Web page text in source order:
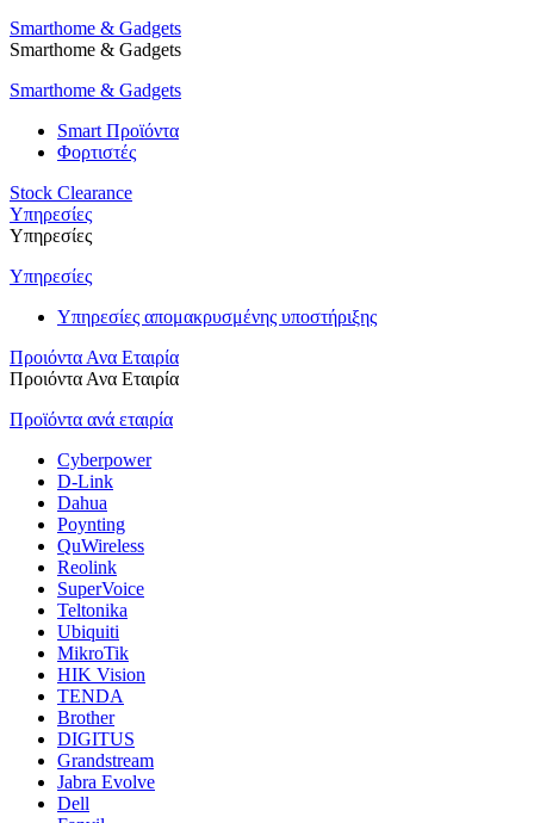
Smarthome & Gadgets
Smarthome & Gadgets
Smarthome & Gadgets
Smart Προϊόντα
Φορτιστές
Stock Clearance
Υπηρεσίες
Υπηρεσίες
Υπηρεσίες
Υπηρεσίες απομακρυσμένης υποστήριξης
Προιόντα Ανα Εταιρία
Προιόντα Ανα Εταιρία
Προϊόντα ανά εταιρία
Cyberpower
D-Link
Dahua
Poynting
QuWireless
Reolink
SuperVoice
Teltonika
Ubiquiti
MikroTik
HIK Vision
TENDA
Brother
DIGITUS
Grandstream
Jabra Evolve
Dell